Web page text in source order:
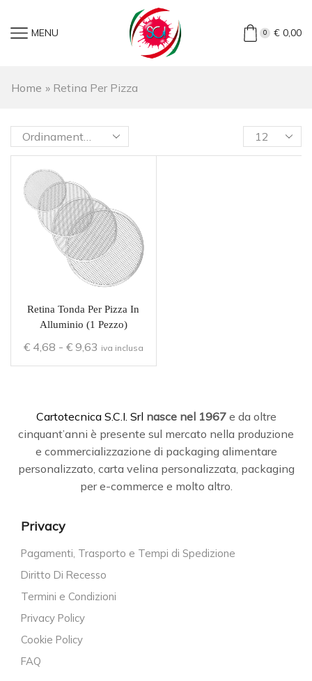
MENU 0 €0,00
Home » Retina Per Pizza
Retina Tonda Per Pizza In
Alluminio (1 Pezzo)
€4,68 - €9,63 iva inclusa
Cartotecnica S.C.I. Srl nasce nel 1967e da oltre
cinquant’anni è presente sul mercato nella produzione
e commercializzazione di packaging alimentare
personalizzato, carta velina personalizzata, packaging
per e-commerce e molto altro.
Privacy
Pagamenti, Trasporto e Tempi di Spedizione
Diritto Di Recesso
Termini e Condizioni
Privacy Policy
Cookie Policy
FAQ